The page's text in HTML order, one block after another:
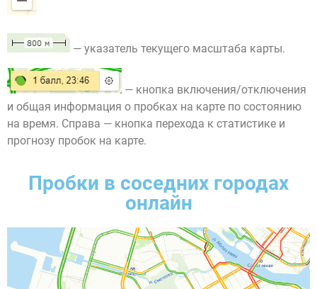
— указатель текущего масштаба карты.
— кнопка включения/отключения
и общая информация о пробках на карте по состоянию
на время. Справа — кнопка перехода к статистике и
прогнозу пробок на карте.
Пробки в соседних городах
онлайн